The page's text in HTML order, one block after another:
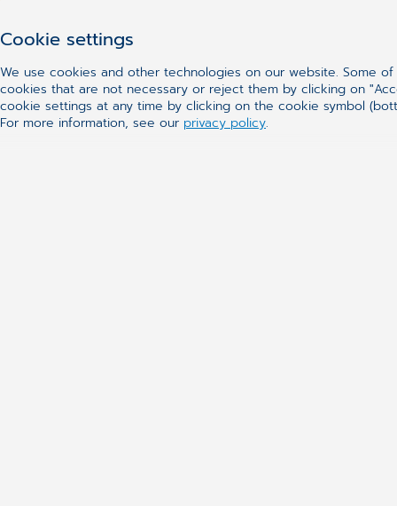
Har du inte hittat vad du
Cookie settings
We use cookies and other technologies on our website. Some
cookies that are not necessary or reject them by clicking on
cookie settings at any time by clicking on the cookie symbol
For more information, see our privacy policy.